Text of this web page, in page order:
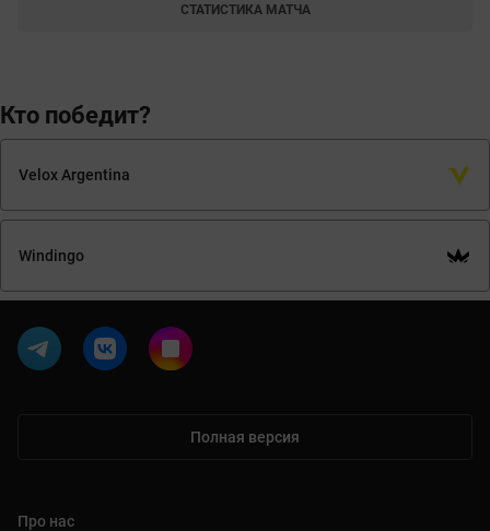
Кто победит?
Velox Argentina
Windingo
СТАТИСТИКА МАТЧА
Полная версия
Про нас